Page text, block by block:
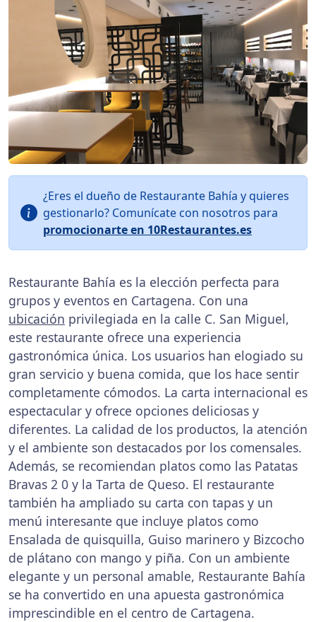
¿Eres el dueño de Restaurante Bahía y quieres
gestionarlo? Comunícate con nosotros para
promocionarte en 10Restaurantes.es
Restaurante Bahía es la elección perfecta para
grupos y eventos en Cartagena. Con una
ubicación privilegiada en la calle C. San Miguel,
este restaurante ofrece una experiencia
gastronómica única. Los usuarios han elogiado su
gran servicio y buena comida, que los hace sentir
completamente cómodos. La carta internacional es
espectacular y ofrece opciones deliciosas y
diferentes. La calidad de los productos, la atención
y el ambiente son destacados por los comensales.
Además, se recomiendan platos como las Patatas
Bravas 2 0 y la Tarta de Queso. El restaurante
también ha ampliado su carta con tapas y un
menú interesante que incluye platos como
Ensalada de quisquilla, Guiso marinero y Bizcocho
de plátano con mango y piña. Con un ambiente
elegante y un personal amable, Restaurante Bahía
se ha convertido en una apuesta gastronómica
imprescindible en el centro de Cartagena.